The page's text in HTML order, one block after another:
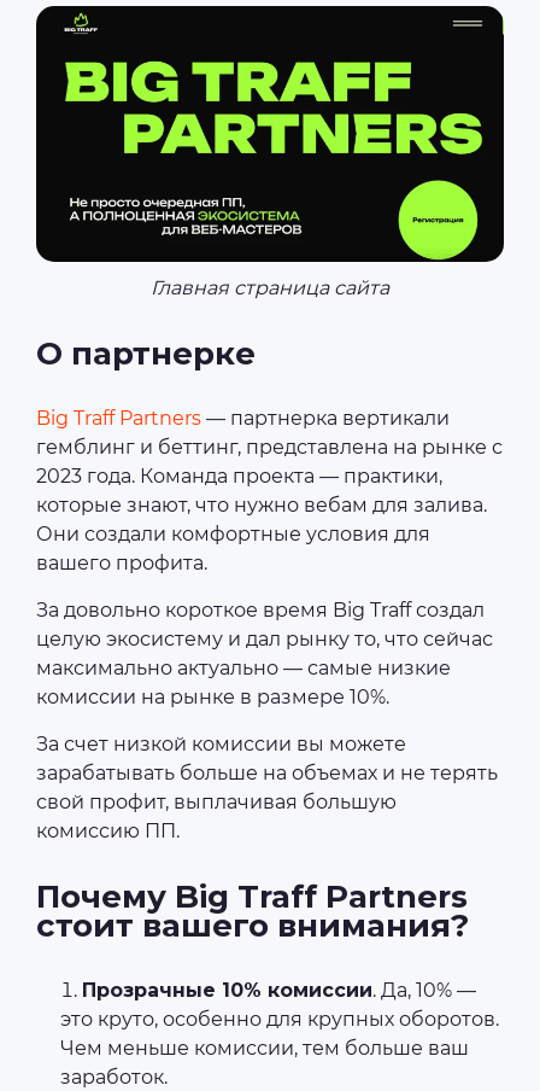
Главная страница сайта
О партнерке
Big Traff Partners — партнерка вертикали
гемблинг и беттинг, представлена на рынке с
2023 года. Команда проекта — практики,
которые знают, что нужно вебам для залива.
Они создали комфортные условия для
вашего профита.
За довольно короткое время Big Traff создал
целую экосистему и дал рынку то, что сейчас
максимально актуально — самые низкие
комиссии на рынке в размере 10%.
За счет низкой комиссии вы можете
зарабатывать больше на объемах и не терять
свой профит, выплачивая большую
комиссию ПП.
Почему Big Traff Partners
стоит вашего внимания?
Прозрачные 10% комиссии. Да, 10% —
это круто, особенно для крупных оборотов.
Чем меньше комиссии, тем больше ваш
заработок.